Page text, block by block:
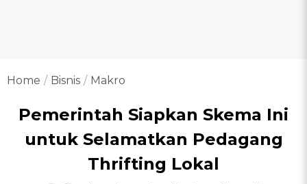
Home Bisnis Makro
Pemerintah Siapkan Skema Ini
untuk Selamatkan Pedagang
Thrifting Lokal